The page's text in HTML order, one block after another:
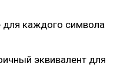
для каждого символа
эквивалент для